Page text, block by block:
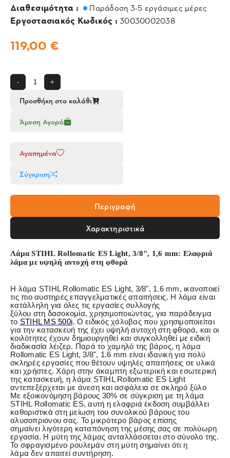
Διαθεσιμότητα : Παράδοση 3-5 εργάσιμες μέρες
Εργοστασιακός Κωδικός : 30030002038
119,00 €
- +
Προσθήκη στο καλάθι
Άμεση Αγορά
Αγαπημένα
Σύγκριση
Περιγραφή
Χαρακτηριστικά
Λάμα STIHL Rollomatic ES Light, 3/8", 1,6 mm: Ελαφριά
λάμα με υψηλή αντοχή στη φθορά
Η λάμα STIHL Rollomatic ES Light, 3/8", 1.6 mm, ικανοποιεί
τις πιο αυστηρές επαγγελματικές απαιτήσεις. Η λάμα είναι
κατάλληλη για όλες τις εργασίες συλλογής
ξύλου στη δασοκομία, χρησιμοποιώντας, για παράδειγμα
το STIHL MS 500i. Ο ειδικός χάλυβας που χρησιμοποιείται
για την κατασκευή της έχει υψηλή αντοχή στη φθορά, και οι
κοιλότητες έχουν δημιουργηθεί και συγκολληθεί με ειδική
διαδικασία λέιζερ. Παρά το χαμηλό της βάρος, η λάμα
Rollomatic ES Light, 3/8", 1.6 mm είναι ιδανική για πολύ
σκληρές εργασίες που θέτουν υψηλές απαιτήσεις σε υλικά
και χρήστες. Χάρη στην άκαμπτη εξωτερική και εσωτερική
της κατασκευή, η λάμα STIHL Rollomatic ES Light
αντεπεξέρχεται με άνεση και ασφάλεια σε σκληρό ξύλο
Με εξοικονόμηση βάρους 30% σε σύγκριση με τη λάμα
STIHL Rollomatic ES, αυτή η ελαφριά έκδοση συμβάλλει
καθοριστικά στη μείωση του συνολικού βάρους του
αλυσοπριόνου σας. Το μικρότερο βάρος επίσης
σημαίνει λιγότερη καταπόνηση της μέσης σας σε πολύωρη
εργασία. Η μύτη της λάμας ανταλλάσσεται στο σύνολο της.
Το σφραγισμένο ρουλεμάν στη μύτη σημαίνει ότι η
λάμα δεν απαιτεί συντήρηση.